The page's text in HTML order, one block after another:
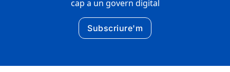
cap a un govern digital
Subscriure'm